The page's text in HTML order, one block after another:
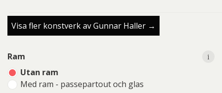
Visa fler konstverk av Gunnar Haller →
Ram
Utan ram
Med ram - passepartout och glas
i